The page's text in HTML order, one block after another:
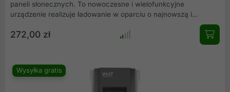
paneli słonecznych. To nowoczesne i wielofunkcyjne
urządzenie realizuje ładowanie w oparciu o najnowszą i
optymalizacji procesu ładowania, regulator skutecznie wydłuża
funkcję komunikacji bezprzewodowej, dzięki czemu można
zdalnie sterować i podglądać parametry pracy regulatora.
272,00 zł
Wysyłka gratis